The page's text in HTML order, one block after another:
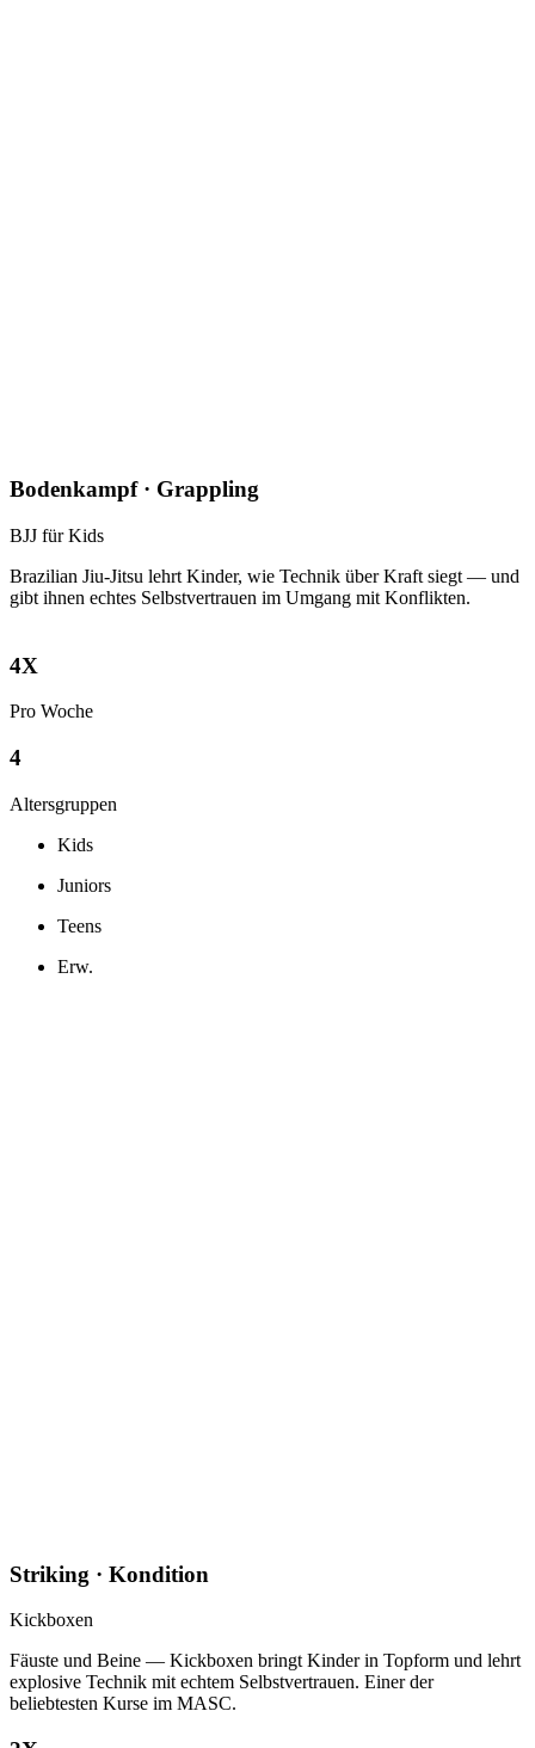
Bodenkampf · Grappling
BJJ für Kids
Brazilian Jiu-Jitsu lehrt Kinder, wie Technik über Kraft siegt — und
gibt ihnen echtes Selbstvertrauen im Umgang mit Konflikten.
4X
Pro Woche
4
Altersgruppen
Kids
Juniors
Teens
Erw.
Striking · Kondition
Kickboxen
Fäuste und Beine — Kickboxen bringt Kinder in Topform und lehrt
explosive Technik mit echtem Selbstvertrauen. Einer der
beliebtesten Kurse im MASC.